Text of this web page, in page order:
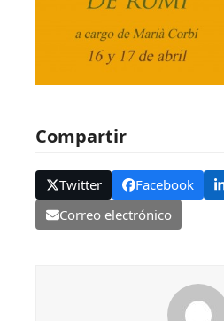
Compartir
Twitter Facebook
Correo electrónico